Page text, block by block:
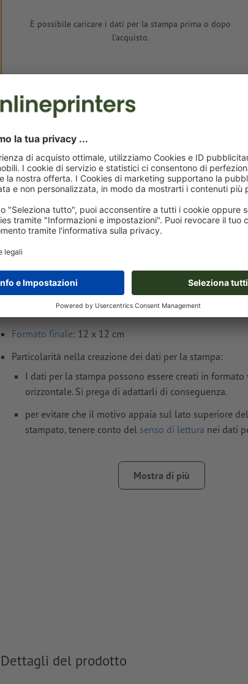
È possibile caricare i dati per la stampa prima o dopo
l'acquisto.
IVA esclusa
€ 55,77
Consegna all' incirca:
gio 13 ago - ven 14 ago
Peso: ca. 9,35 kg
Avvisi sui dati per la stampa Volantini,
stampa solo fronte
Formato dei dati(incl. 2 mm refilo): 12,4 x 12,4 cm
Formato finale: 12 x 12 cm
Particolarità nella creazione dei dati per la stampa:
I dati per la stampa possono essere creati in formato
orizzontale. Si prega di adattarli di conseguenza.
per evitare che il motivo appaia sul lato superiore
stampato, tenere conto del senso di lettura nei dati
Creare il documento con 2 mm direfilo sui lati e le
importanti ad almeno 4 mm di distanza dal formato finale
Mostra di più
Dettagli del prodotto